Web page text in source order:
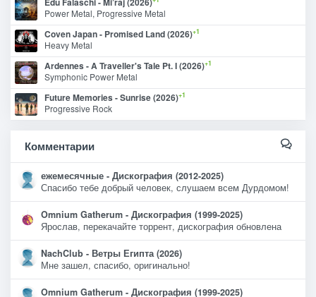
Power Metal, Progressive Metal
Coven Japan - Promised Land (2026)+1
Heavy Metal
Ardennes - A Traveller's Tale Pt. I (2026)+1
Symphonic Power Metal
Future Memories - Sunrise (2026)+1
Progressive Rock
Комментарии
ежемесячные - Дискография (2012-2025)
Спасибо тебе добрый человек, слушаем всем Дурдомом!
Omnium Gatherum - Дискография (1999-2025)
Ярослав, перекачайте торрент, дискография обновлена
NachClub - Ветры Египта (2026)
Мне зашел, спасибо, оригинально!
Omnium Gatherum - Дискография (1999-2025)